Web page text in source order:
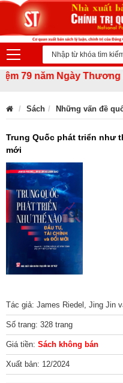
79 năm Ngày Thương
Sách Những vấn đề
Trung Quốc phát triển như
mới
Tác giả: James Riedel, Jing Jin
Số trang: 328 trang
Giá tiền: Sách không bán
Xuất bản: 12/2024